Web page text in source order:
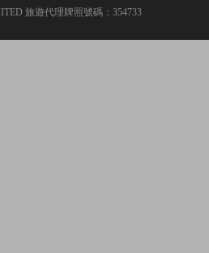
旅遊代理牌照號碼：354733